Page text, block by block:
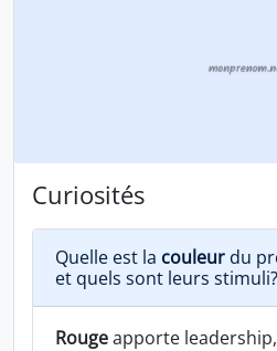
Curiosités
Quelle est la couleur du
et quels sont leurs stimuli?
Rougeapporte